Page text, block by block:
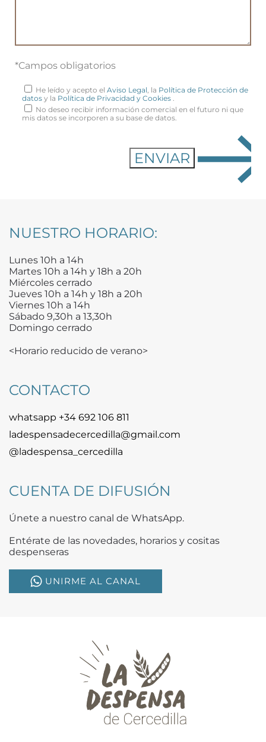
*Campos obligatorios
He leído y acepto el Aviso Legal, la Política de Protección de
datos y la Política de Privacidad y Cookies .
No deseo recibir información comercial en el futuro ni que
mis datos se incorporen a su base de datos.
NUESTRO HORARIO:
Lunes 10h a 14h
Martes 10h a 14h y 18h a 20h
Miércoles cerrado
Jueves 10h a 14h y 18h a 20h
Viernes 10h a 14h
Sábado 9,30h a 13,30h
Domingo cerrado
<Horario reducido de verano>
CONTACTO
whatsapp +34 692 106 811
ladespensadecercedilla@gmail.com
@ladespensa_cercedilla
CUENTA DE DIFUSIÓN
Únete a nuestro canal de WhatsApp.
Entérate de las novedades, horarios y cositas
despenseras
UNIRME AL CANAL